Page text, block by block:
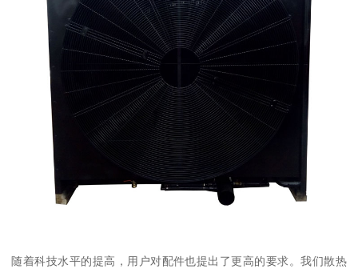
随着科技水平的提高，用户对配件也提出了更高的要求。我们散热